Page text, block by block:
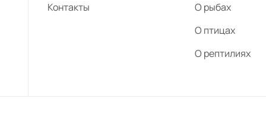
Контакты
О рыбах
О птицах
О рептилиях